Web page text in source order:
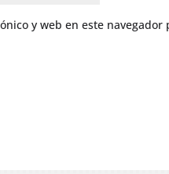
y web en este